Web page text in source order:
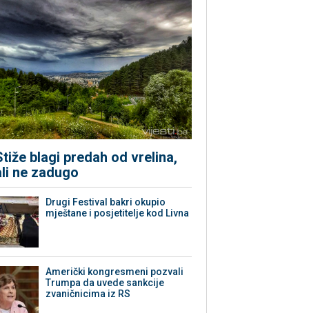
blagi predah od vrelina,
ne zadugo
Drugi Festival bakri okupio
mještane i posjetitelje kod Livna
Američki kongresmeni pozvali
Trumpa da uvede sankcije
zvaničnicima iz RS